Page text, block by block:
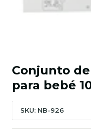
Conjunto
para bebé
SKU: NB-926